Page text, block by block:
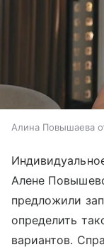
Алина Повышаева
Алене
предложили
определить
вариантов.